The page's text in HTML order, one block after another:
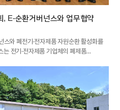
, E-순환거버넌스와 업무협약
와 폐전기·전자제품 자원순환 활성화를
전기·전자제품 기업체의 폐제품…